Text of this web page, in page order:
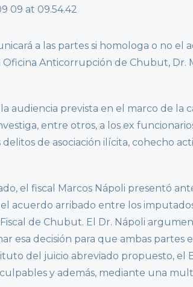
a las partes si homologa o no el
Oficina Anticorrupción de Chubut, Dr.
audiencia prevista en el marco de la
entre otros, a los ex
de asociación ilícita, cohecho
el fiscal Marcos Nápoli presentó
acuerdo arribado entre los
de Chubut. El Dr. Nápoli
esa decisión para que ambas partes
del juicio abreviado propuesto, el
y además, mediante una